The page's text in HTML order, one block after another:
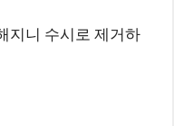
지니 수시로 제거하